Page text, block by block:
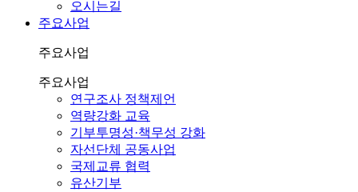
오시는길
주요사업
주요사업
주요사업
연구조사 정책제언
역량강화 교육
기부투명성·책무성 강화
자선단체 공동사업
국제교류 협력
유산기부